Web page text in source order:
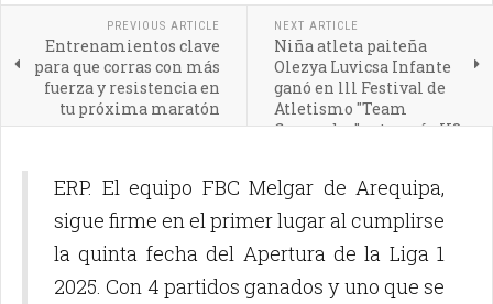
PREVIOUS ARTICLE
Entrenamientos clave
para que corras con más
fuerza y resistencia en
tu próxima maratón
NEXT ARTICLE
Niña atleta paiteña
Olezya Luvicsa Infante
ganó en lll Festival de
Atletismo "Team
Guepardos" categoría U8
ERP. El equipo FBC Melgar de Arequipa,
sigue firme en el primer lugar al cumplirse
la quinta fecha del Apertura de la Liga 1
2025. Con 4 partidos ganados y uno que se